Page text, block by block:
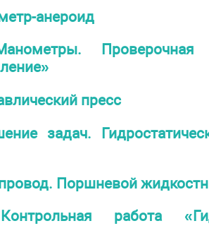
анероид
пресс
задач.
Поршневой
работа